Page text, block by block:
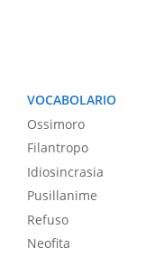
VOCABOLARIO
Ossimoro
Filantropo
Idiosincrasia
Pusillanime
Refuso
Neofita